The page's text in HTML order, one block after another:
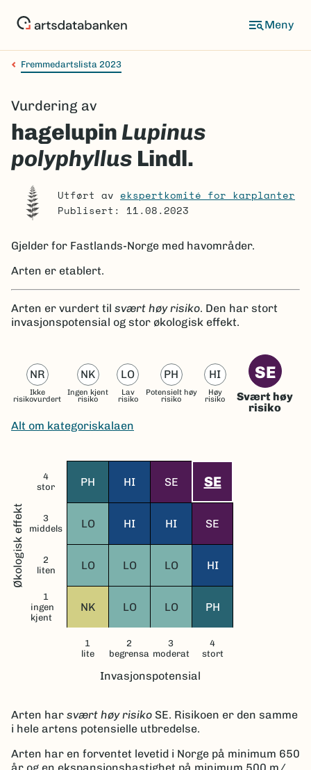
Meny
Navigasjonssti
Fremmedartslista 2023
Vurdering av
hagelupin Lupinus
polyphyllus Lindl.
Utført av ekspertkomité for karplanter
Publisert: 11.08.2023
Gjelder for Fastlands-Norge med havområder.
Arten er etablert.
Arten er vurdert til svært høy risiko. Den har stort
invasjonspotensial og stor økologisk effekt.
NR
Ikke
risikovurdert
NK
Ingen kjent
risiko
LO
Lav
risiko
PH
Potensielt høy
risiko
HI
Høy
risiko
SE
Svært høy
risiko
Alt om kategoriskalaen
Økologisk effekt
4
stor
PH HI SE SE
3
middels
LO HI HI SE
2
liten
LO LO LO HI
1
ingen
kjent
NK LO LO PH
1
lite
2
begrensa
3
moderat
4
stort
Invasjonspotensial
Arten har svært høy risiko SE. Risikoen er den samme
i hele artens potensielle utbredelse.
Arten har en forventet levetid i Norge på minimum 650